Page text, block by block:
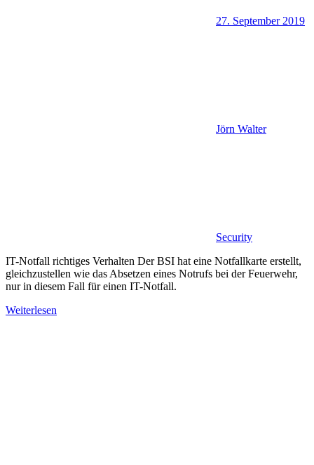
27. September 2019
Jörn Walter
Security
IT-Notfall richtiges Verhalten Der BSI hat eine Notfallkarte erstellt,
gleichzustellen wie das Absetzen eines Notrufs bei der Feuerwehr,
nur in diesem Fall für einen IT-Notfall.
Weiterlesen